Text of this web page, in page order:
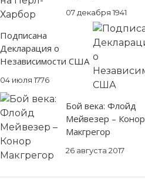
07 декабря 1941
Подписана
Декларация о
Независимости США
04 июля 1776
Бой века: Флойд
Мейвезер – Конор
Макгрегор
26 августа 2017